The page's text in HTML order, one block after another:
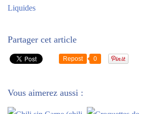
Liquides
Partager cet article
Repost 0
Vous aimerez aussi :